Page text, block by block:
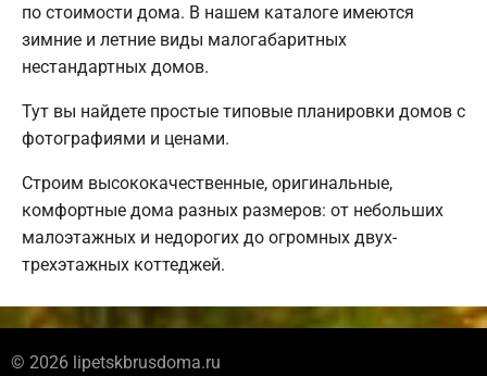
по стоимости дома. В нашем каталоге имеются
зимние и летние виды малогабаритных
нестандартных домов.
Тут вы найдете простые типовые планировки домов с
фотографиями и ценами.
Строим высококачественные, оригинальные,
комфортные дома разных размеров: от небольших
малоэтажных и недорогих до огромных двух-
трехэтажных коттеджей.
© 2026 lipetskbrusdoma.ru